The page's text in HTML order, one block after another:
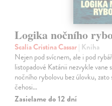
Logika nočního
Scalia Cristina Cassar| Kniha
Nejen pod svícnem, ale i pod
listopadové Katánii nezvykle vane
nočního rybolovu bez úlovku,
čehosi…
Zasielame do 12 dní